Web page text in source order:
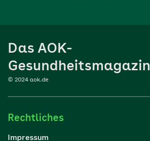
Sport
Reisen
Das AOK-
Gesundheitsmagazin
© 2024 aok.de
Rechtliches
Impressum